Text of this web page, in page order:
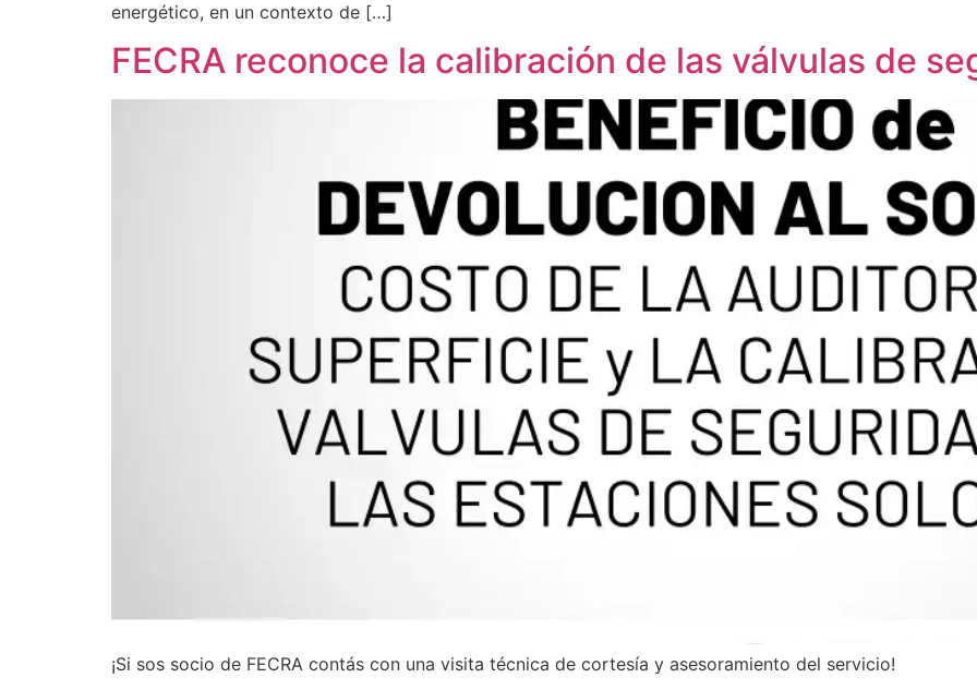
energético, en un contexto de […]
FECRA reconoce la calibración de las válvulas de
¡Si sos socio de FECRA contás con una visita técnica de cortesía y asesoramiento del servicio!